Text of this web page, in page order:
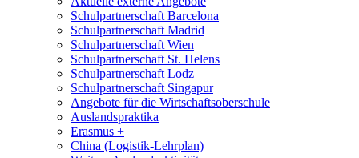
Schulpartnerschaft Barcelona
Schulpartnerschaft Madrid
Schulpartnerschaft Wien
Schulpartnerschaft St. Helens
Schulpartnerschaft Lodz
Schulpartnerschaft Singapur
Angebote für die Wirtschaftsoberschule
Auslandspraktika
Erasmus +
China (Logistik-Lehrplan)